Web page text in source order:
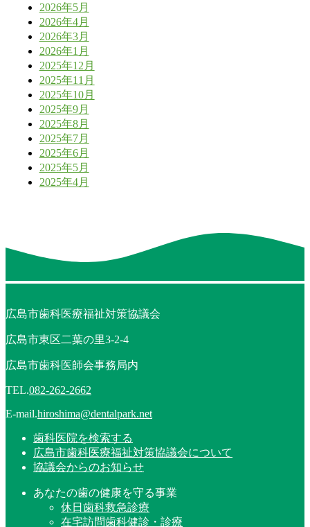
2026年5月
2026年4月
2026年3月
2026年1月
2025年12月
2025年11月
2025年10月
2025年9月
2025年8月
2025年7月
2025年6月
2025年5月
2025年4月
広島市歯科医療福祉対策協議会
広島市東区二葉の里3-2-4
広島市歯科医師会事務局内
TEL.082-262-2662
E-mail.hiroshima@dentalpark.net
歯科医院を検索する
広島市歯科医療福祉対策協議会について
協議会からのお知らせ
あなたの歯の健康を守る事業
休日歯科救急診療
在宅訪問歯科健診・診療